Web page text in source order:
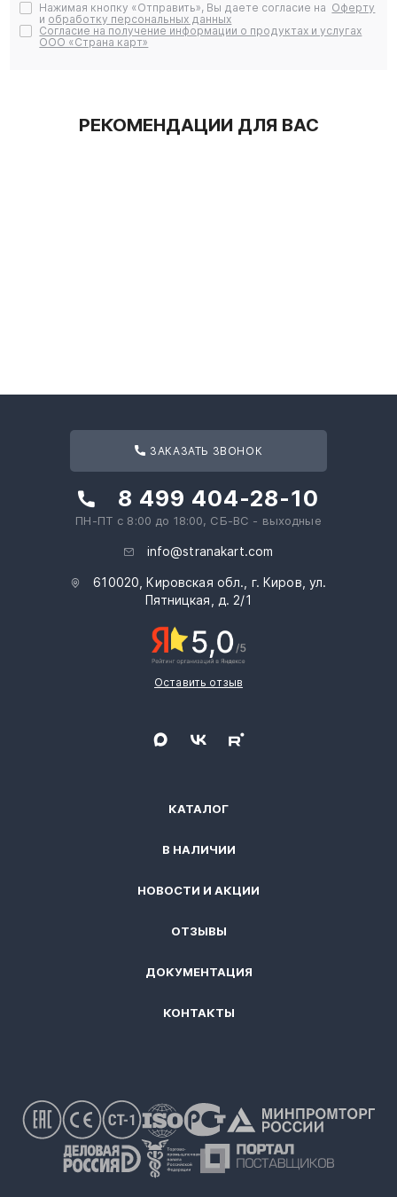
Нажимая кнопку «Отправить», Вы даете согласие на Оферту
и обработку персональных данных
Согласие на получение информации о продуктах и услугах
ООО «Страна карт»
РЕКОМЕНДАЦИИ ДЛЯ ВАС
КАТАЛОГ
В НАЛИЧИИ
НОВОСТИ И АКЦИИ
ОТЗЫВЫ
ДОКУМЕНТАЦИЯ
КОНТАКТЫ
ЗАКАЗАТЬ ЗВОНОК
8 499 404-28-10
ПН-ПТ с 8:00 до 18:00, СБ-ВС - выходные
info@stranakart.com
610020, Кировская обл., г. Киров, ул.
Пятницкая, д. 2/1
Оставить отзыв